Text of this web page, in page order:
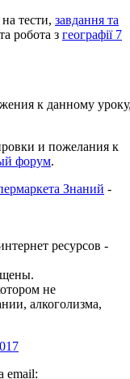
на тести, завдання та
робота з географії 7
к данному
и пожелания к
форум.
Знаний -
ресурсов -
не
алкоголизма,
email: